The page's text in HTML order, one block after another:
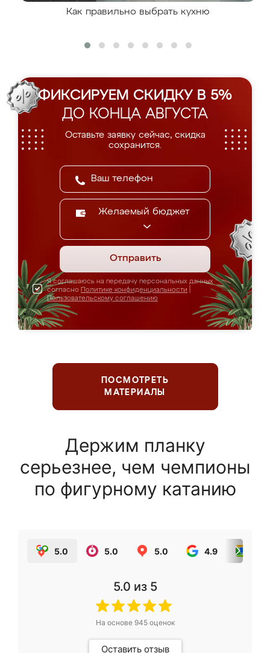
Как правильно выбрать кухню
ФИКСИРУЕМ СКИДКУ В 5%
ДО КОНЦА АВГУСТА
Оставьте заявку сейчас, скидка
сохранится.
Желаемый бюджет
Отправить
Я соглашаюсь на передачу персональных данных
согласно Политике конфиденциальности
Пользовательскому соглашению
ПОСМОТРЕТЬ
МАТЕРИАЛЫ
Держим планку
серьезнее, чем чемпионы
по фигурному катанию
5.0 5.0 5.0 4.9
5.0 из 5
На основе 945оценок
Оставить отзыв